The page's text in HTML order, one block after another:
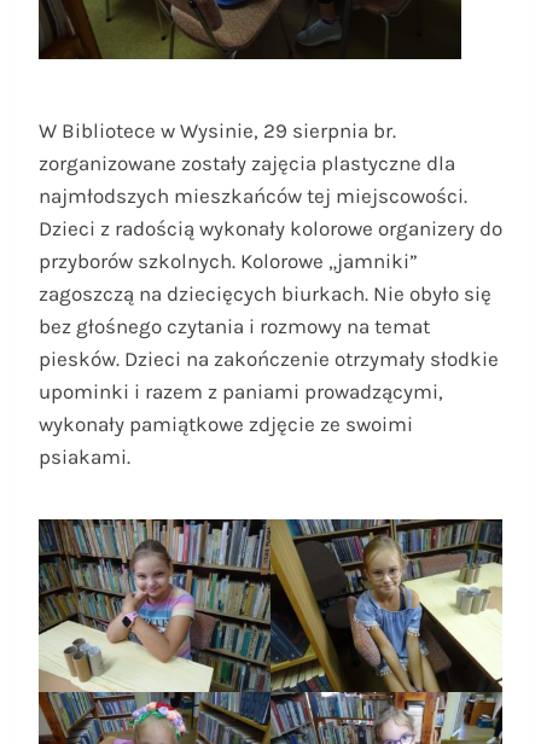
W Bibliotece w Wysinie, 29 sierpnia br.
zorganizowane zostały zajęcia plastyczne dla
najmłodszych mieszkańców tej miejscowości.
Dzieci z radością wykonały kolorowe organizery do
przyborów szkolnych. Kolorowe „jamniki”
zagoszczą na dziecięcych biurkach. Nie obyło się
bez głośnego czytania i rozmowy na temat
piesków. Dzieci na zakończenie otrzymały słodkie
upominki i razem z paniami prowadzącymi,
wykonały pamiątkowe zdjęcie ze swoimi
psiakami.